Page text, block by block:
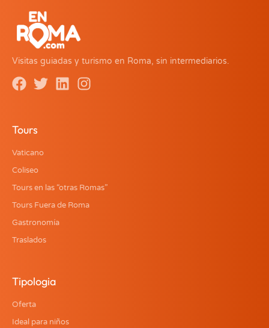
Visitas guiadas y turismo en Roma, sin intermediarios.
Tours
Vaticano
Coliseo
Tours en las “otras Romas”
Tours Fuera de Roma
Gastronomía
Traslados
Tipologia
Oferta
Ideal para niños